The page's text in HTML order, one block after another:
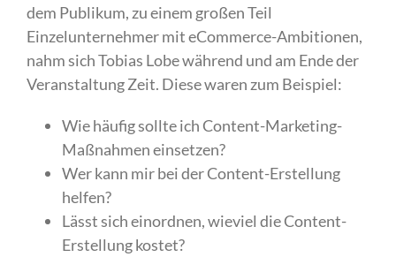
dem Publikum, zu einem großen Teil
Einzelunternehmer mit eCommerce-Ambitionen,
nahm sich Tobias Lobe während und am Ende der
Veranstaltung Zeit. Diese waren zum Beispiel:
Wie häufig sollte ich Content-Marketing-
Maßnahmen einsetzen?
Wer kann mir bei der Content-Erstellung
helfen?
Lässt sich einordnen, wieviel die Content-
Erstellung kostet?